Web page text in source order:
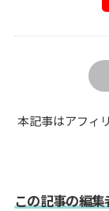
本記事はアフィ
この記事の編